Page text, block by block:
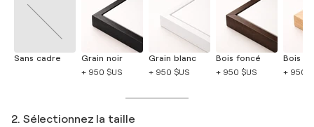
Sans cadre
Grain noir
+ 950 $US
Grain blanc
+ 950 $US
Bois foncé
+ 950 $US
Bois
+ 950
2. Sélectionnez la taille